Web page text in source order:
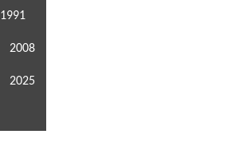
1991
2008
2025